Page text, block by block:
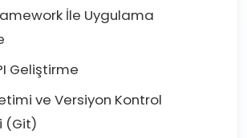
İle Uygulama
Geliştirme
ve Versiyon Kontrol
(Git)